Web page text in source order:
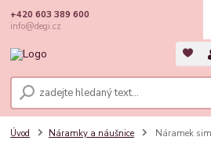
+420 603 389 600
info@degi.cz
Úvod Náramky a náušnice Náramek